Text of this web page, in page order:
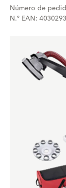
Número de
N.º EAN: